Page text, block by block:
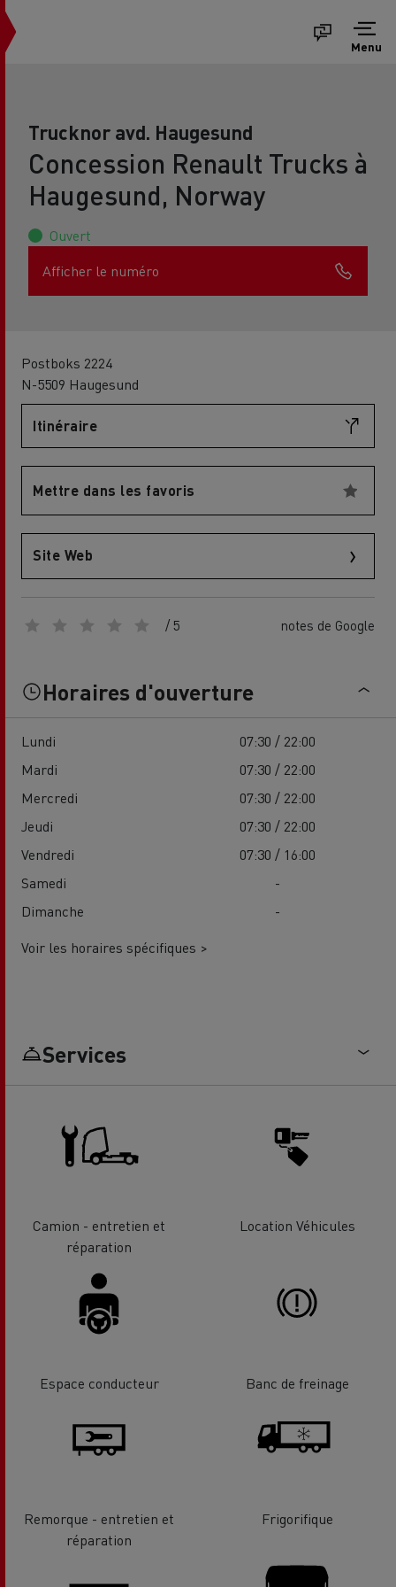
Menu
Trucknor avd. Haugesund
Concession Renault Trucks à
Haugesund, Norway
Ouvert
Afficher le numéro
Postboks 2224
N-5509 Haugesund
Itinéraire
Mettre dans les favoris
Site Web
/ 5 notes de Google
Horaires d'ouverture
Lundi
07:30 / 22:00
Mardi
07:30 / 22:00
Mercredi
07:30 / 22:00
Jeudi
07:30 / 22:00
Vendredi
07:30 / 16:00
Samedi
-
Dimanche
-
Voir les horaires spécifiques >
Services
Camion - entretien et
réparation
Location Véhicules
Espace conducteur Banc de freinage
Remorque - entretien et
réparation
Frigorifique